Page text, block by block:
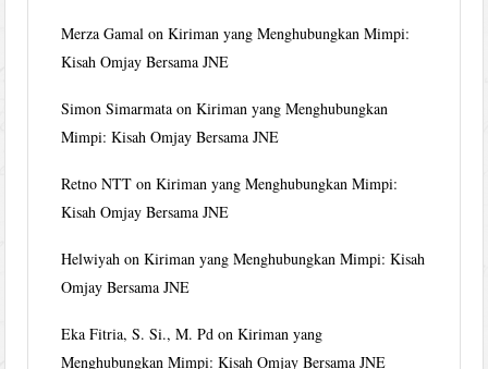
Merza Gamal onKiriman yang Menghubungkan Mimpi:
Kisah Omjay Bersama JNE
Simon Simarmata onKiriman yang Menghubungkan
Mimpi: Kisah Omjay Bersama JNE
Retno NTT onKiriman yang Menghubungkan Mimpi:
Kisah Omjay Bersama JNE
Helwiyah onKiriman yang Menghubungkan Mimpi: Kisah
Omjay Bersama JNE
Eka Fitria, S. Si., M. Pd onKiriman yang
Menghubungkan Mimpi: Kisah Omjay Bersama JNE